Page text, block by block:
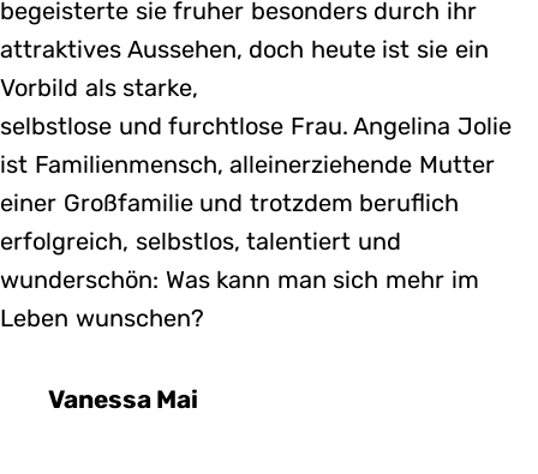
begeisterte sie fruher besonders durch ihr
attraktives Aussehen, doch heute ist sie ein
Vorbild als starke,
selbstlose und furchtlose Frau. Angelina Jolie
ist Familienmensch, alleinerziehende Mutter
einer Großfamilie und trotzdem beruflich
erfolgreich, selbstlos, talentiert und
wunderschön: Was kann man sich mehr im
Leben wunschen?
Vanessa Mai